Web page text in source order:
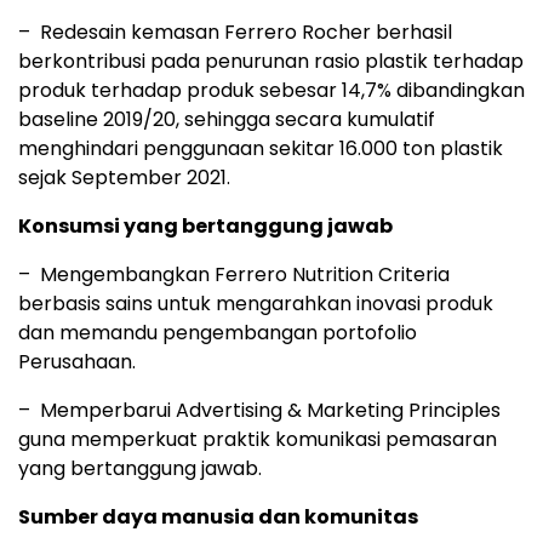
– Redesain kemasan Ferrero Rocher berhasil
berkontribusi pada penurunan rasio plastik terhadap
produk terhadap produk sebesar 14,7% dibandingkan
baseline 2019/20, sehingga secara kumulatif
menghindari penggunaan sekitar 16.000 ton plastik
sejak September 2021.
Konsumsi yang bertanggung jawab
– Mengembangkan Ferrero Nutrition Criteria
berbasis sains untuk mengarahkan inovasi produk
dan memandu pengembangan portofolio
Perusahaan.
– Memperbarui Advertising & Marketing Principles
guna memperkuat praktik komunikasi pemasaran
yang bertanggung jawab.
Sumber daya manusia dan komunitas